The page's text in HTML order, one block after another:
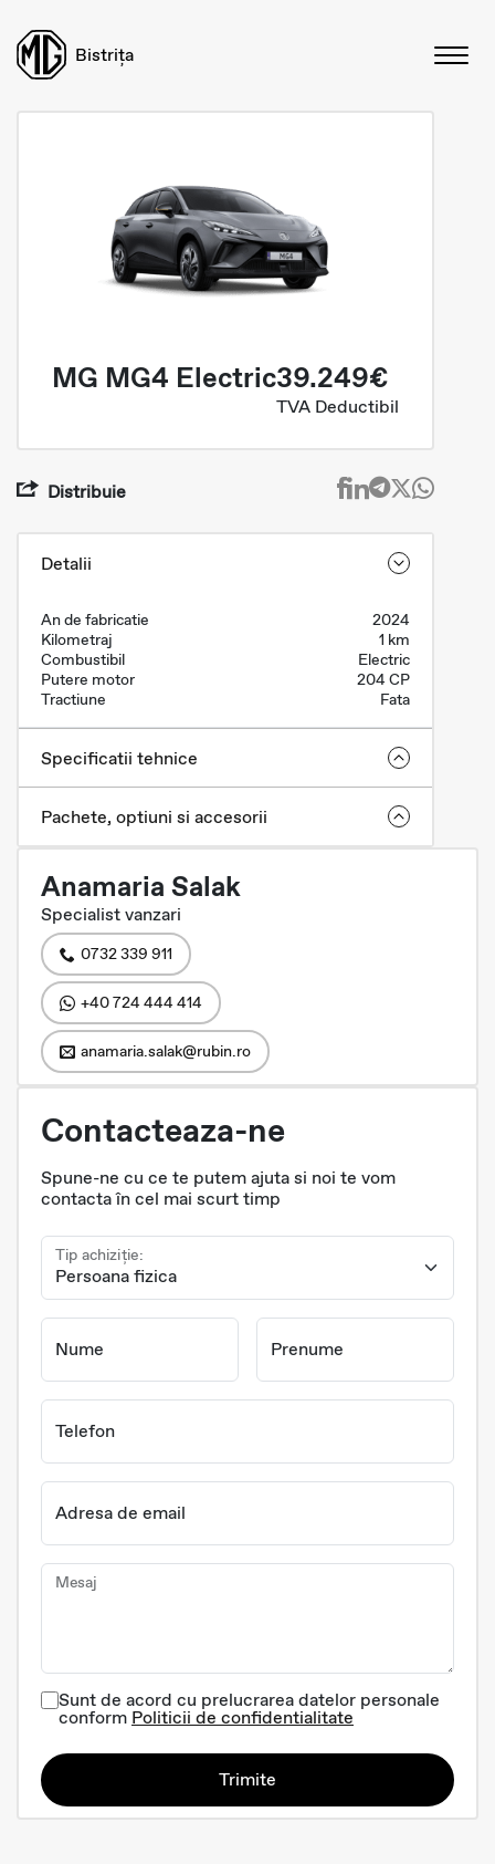
Bistrița
MG MG4 Electric39.249€
TVA Deductibil
Distribuie
Detalii
An de fabricatie
2024
Kilometraj
1 km
Combustibil
Electric
Putere motor
204 CP
Tractiune
Fata
Specificatii tehnice
Pachete, optiuni si accesorii
Anamaria Salak
Specialist vanzari
0732 339 911
+40 724 444 414
anamaria.salak@rubin.ro
Contacteaza-ne
Spune-ne cu ce te putem ajuta si noi te vom
contacta în cel mai scurt timp
Tip achiziție:
Nume Prenume
Telefon
Adresa de email
Mesaj
Sunt de acord cu prelucrarea datelor personale
conform Politicii de confidentialitate
Trimite